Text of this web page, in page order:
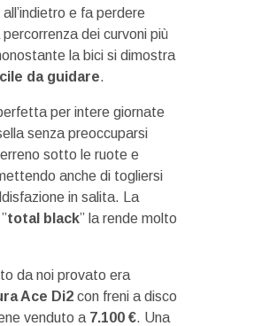
all’indietro e fa perdere
percorrenza dei curvoni più
la bici si dimostra
da guidare.
per intere giornate
senza preoccuparsi
sotto le ruote e
anche di togliersi
in salita. La
total black” la rende molto
da noi provato era
Ace Di2 con freni a disco
venduto a 7.100 €. Una